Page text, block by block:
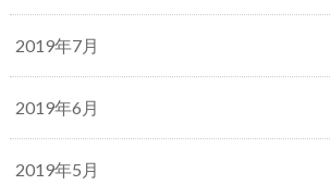
2019年7月
2019年6月
2019年5月